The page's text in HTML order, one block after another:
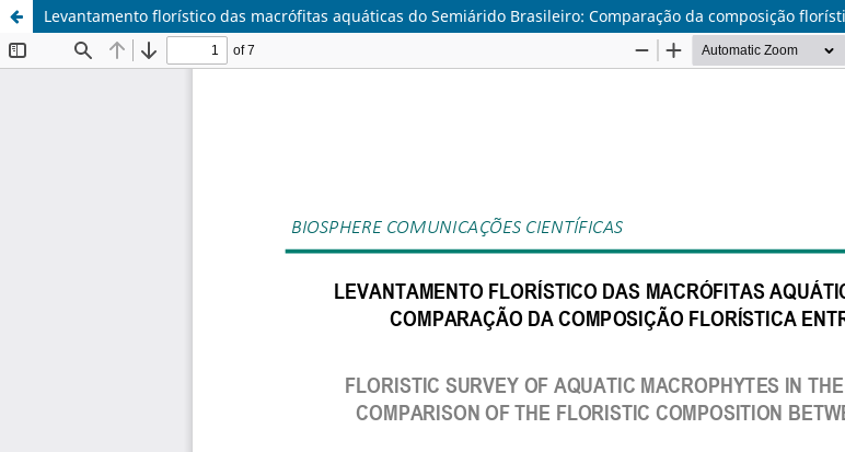
Levantamento florístico das macrófitas aquáticas do Semiárido Brasileiro: Comparação da composição